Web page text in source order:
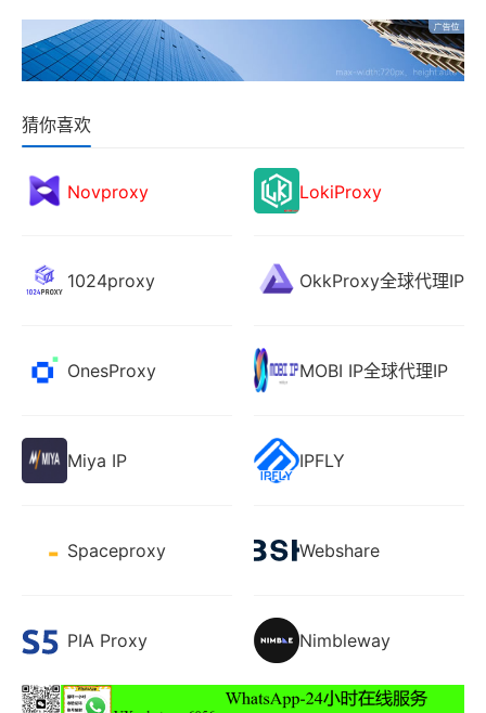
猜你喜欢
Novproxy LokiProxy
1024proxy OkkProxy全球代理IP
OnesProxy MOBI IP全球代理IP
Miya IP IPFLY
Spaceproxy Webshare
PIA Proxy Nimbleway